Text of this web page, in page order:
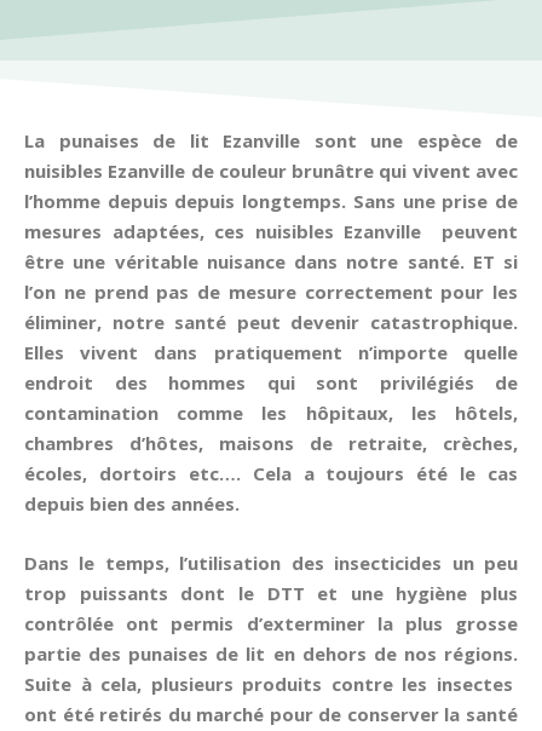
La punaises de lit Ezanville sont une espèce de
nuisibles Ezanville de couleur brunâtre qui vivent avec
l’homme depuis depuis longtemps. Sans une prise de
mesures adaptées, ces nuisibles Ezanville peuvent
être une véritable nuisance dans notre santé. ET si
l’on ne prend pas de mesure correctement pour les
éliminer, notre santé peut devenir catastrophique.
Elles vivent dans pratiquement n’importe quelle
endroit des hommes qui sont privilégiés de
contamination comme les hôpitaux, les hôtels,
chambres d’hôtes, maisons de retraite, crèches,
écoles, dortoirs etc…. Cela a toujours été le cas
depuis bien des années.
Dans le temps, l’utilisation des insecticides un peu
trop puissants dont le DTT et une hygiène plus
contrôlée ont permis d’exterminer la plus grosse
partie des punaises de lit en dehors de nos régions.
Suite à cela, plusieurs produits contre les insectes
ont été retirés du marché pour de conserver la santé